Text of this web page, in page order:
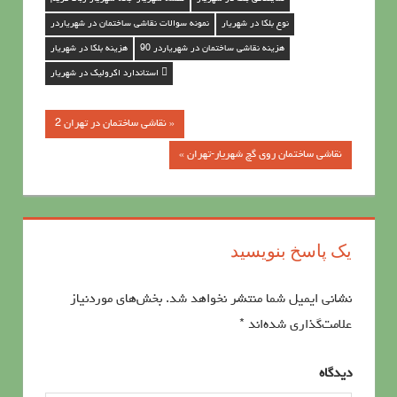
نمونه سوالات نقاشی ساختمان در شهریاردر نوع بلکا در شهریار
هزینه بلکا در شهریار هزینه نقاشی ساختمان در شهریاردر 90
 استاندارد اکرولیک در شهریار
راهبری
« نقاشی ساختمان در تهران 2
نقاشي ساختمان روي گچ شهریار-تهران »
یک پاسخ بنویسید
نشانی ایمیل شما منتشر نخواهد شد. بخش‌های موردنیاز
علامت‌گذاری شده‌اند *
دیدگاه